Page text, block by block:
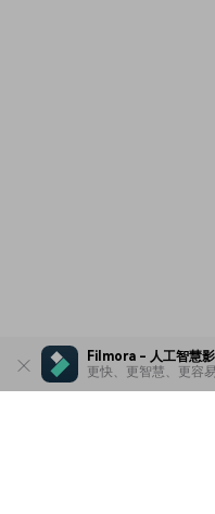
Filmora - 人工智慧
更快、更智慧、更容